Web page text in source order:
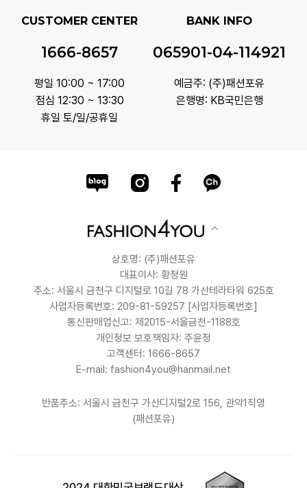
CUSTOMER CENTER
1666-8657
평일 10:00 ~ 17:00
점심 12:30 ~ 13:30
휴일 토/일/공휴일
BANK INFO
065901-04-114921
예금주: (주)패션포유
은행명: KB국민은행
상호명: (주)패션포유
대표이사: 황정원
주소: 서울시 금천구 디지털로 10길 78 가산테라타워 625호
사업자등록번호: 209-81-59257 [사업자등록번호]
통신판매업신고: 제2015-서울금천-1188호
개인정보 보호책임자: 주윤정
고객센터: 1666-8657
E-mail: fashion4you@hanmail.net
반품주소: 서울시 금천구 가산디지털2로 156, 관악1직영
(패션포유)